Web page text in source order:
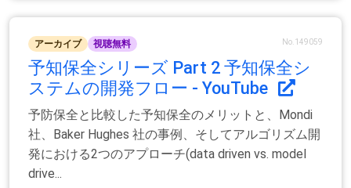
アーカイブ 視聴無料 No.149059
予知保全シリーズ Part 2 予知保全シ
ステムの開発フロー - YouTube
予防保全と比較した予知保全のメリットと、Mondi
社、Baker Hughes 社の事例、そしてアルゴリズム開
発における2つのアプローチ(data driven vs. model
drive...